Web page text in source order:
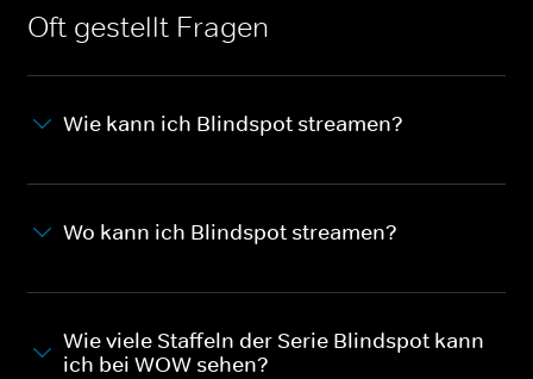
Oft gestellt Fragen
Wie kann ich Blindspot streamen?
Wo kann ich Blindspot streamen?
Wie viele Staffeln der Serie Blindspot kann
ich bei WOW sehen?